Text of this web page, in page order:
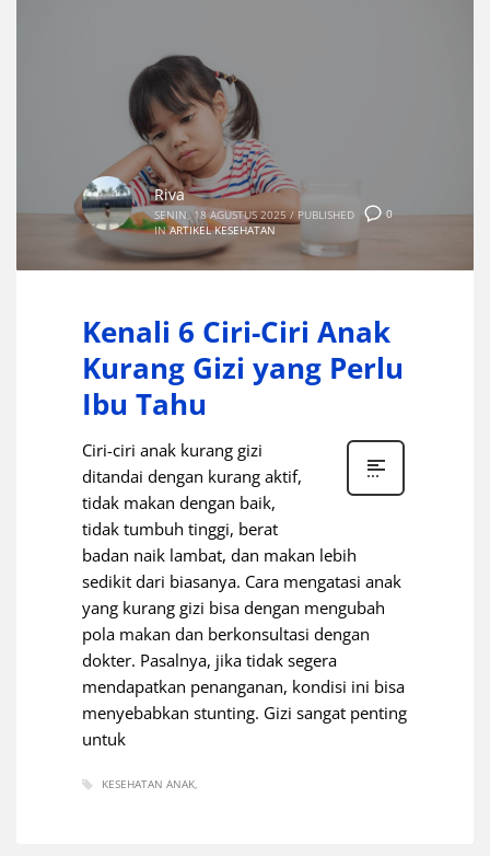
0
Riva
SENIN, 18 AGUSTUS 2025 / PUBLISHED
IN ARTIKEL KESEHATAN
Kenali 6 Ciri-Ciri Anak
Kurang Gizi yang Perlu
Ibu Tahu
Ciri-ciri anak kurang gizi
ditandai dengan kurang aktif,
tidak makan dengan baik,
tidak tumbuh tinggi, berat
badan naik lambat, dan makan lebih
sedikit dari biasanya. Cara mengatasi anak
yang kurang gizi bisa dengan mengubah
pola makan dan berkonsultasi dengan
dokter. Pasalnya, jika tidak segera
mendapatkan penanganan, kondisi ini bisa
menyebabkan stunting. Gizi sangat penting
untuk
KESEHATAN ANAK